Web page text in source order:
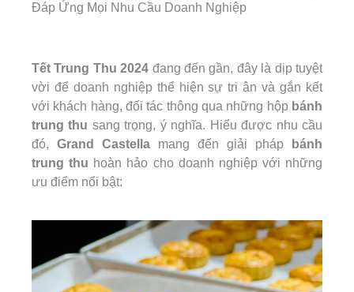
Đáp Ứng Mọi Nhu Cầu Doanh Nghiệp
Tết Trung Thu 2024 đang đến gần, đây là dịp tuyệt
vời để doanh nghiệp thể hiện sự tri ân và gắn kết
với khách hàng, đối tác thông qua những hộp bánh
trung thu sang trọng, ý nghĩa. Hiểu được nhu cầu
đó, Grand Castella mang đến giải pháp
bánh
trung thu hoàn hảo cho doanh nghiệp với những
ưu điểm nổi bật: